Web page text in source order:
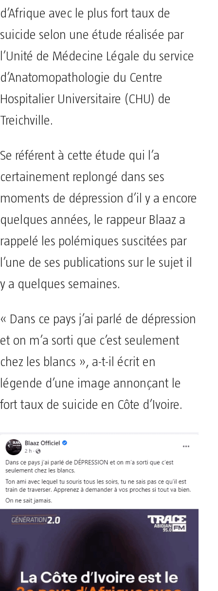
d’Afrique avec le plus fort taux de
suicide selon une étude réalisée par
l’Unité de Médecine Légale du service
d’Anatomopathologie du Centre
Hospitalier Universitaire (CHU) de
Treichville.
Se référent à cette étude qui l’a
certainement replongé dans ses
moments de dépression d’il y a encore
quelques années, le rappeur Blaaz a
rappelé les polémiques suscitées par
l’une de ses publications sur le sujet il
y a quelques semaines.
« Dans ce pays j’ai parlé de dépression
et on m’a sorti que c’est seulement
chez les blancs », a-t-il écrit en
légende d’une image annonçant le
fort taux de suicide en Côte d’Ivoire.